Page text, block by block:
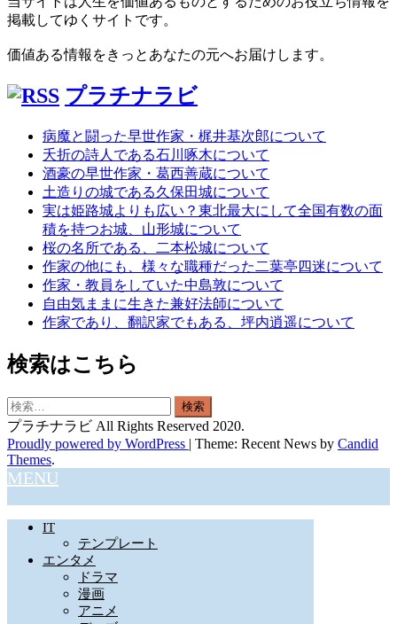
掲載してゆくサイトです。
価値ある情報をきっとあなたの元へお届けします。
プラチナラビ
病魔と闘った早世作家・梶井基次郎について
夭折の詩人である石川啄木について
酒豪の早世作家・葛西善蔵について
土造りの城である久保田城について
実は姫路城よりも広い？東北最大にして全国有数の面
積を持つお城、山形城について
桜の名所である、二本松城について
作家の他にも、様々な職種だった二葉亭四迷について
作家・教員をしていた中島敦について
自由気ままに生きた兼好法師について
作家であり、翻訳家でもある、坪内逍遥について
検索はこちら
検
索:
プラチナラビ All Rights Reserved 2020.
Proudly powered by WordPress | Theme: Recent News by Candid
Themes.
MENU
IT
テンプレート
エンタメ
ドラマ
漫画
アニメ